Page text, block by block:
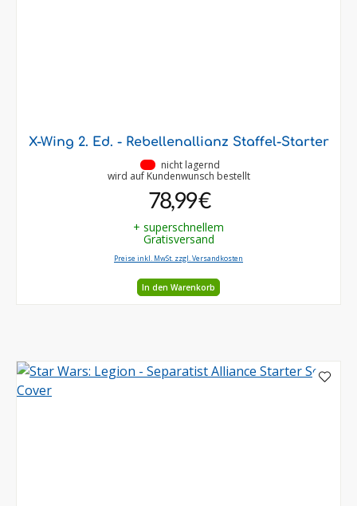
X-Wing 2. Ed. - Rebellenallianz Staffel-Starter
nicht lagernd
wird auf Kundenwunsch bestellt
78,99 €
+ superschnellem
Gratisversand
Preise inkl. MwSt. zzgl. Versandkosten
In den Warenkorb